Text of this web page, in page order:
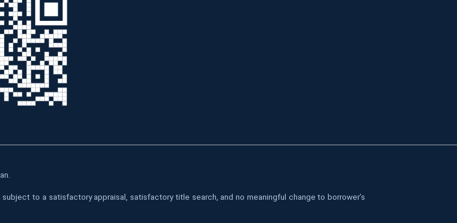
to a satisfactory appraisal, satisfactory title search, and no meaningful change to borrower’s